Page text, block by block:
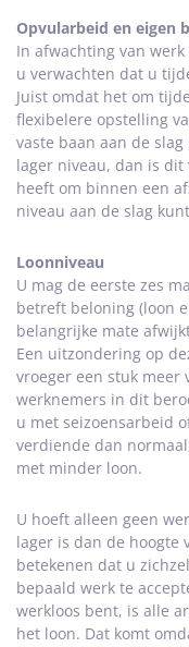
Opvularbeid en eigen
In afwachting van
u verwachten dat u
Juist omdat het om
flexibelere opstelling
vaste baan aan de
lager niveau, dan is
heeft om binnen een
niveau aan de slag
Loonniveau
U mag de eerste zes
betreft beloning (loon
belangrijke mate
Een uitzondering op
vroeger een stuk meer
werknemers in dit
u met seizoensarbeid
verdiende dan
met minder loon.
U hoeft alleen geen
lager is dan de hoogte
betekenen dat u
bepaald werk te
werkloos bent, is alle
het loon. Dat komt